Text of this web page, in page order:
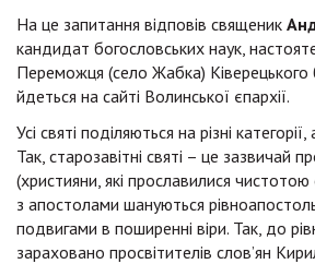
На це запитання відповів священик
кандидат богословських наук,
Переможця (село Жабка) Ківерецького
йдеться на сайті Волинської єпархії.
Усі святі поділяються на різні
Так, старозавітні святі – це зазвичай
(християни, які прославилися чистотою
з апостолами шануються
подвигами в поширенні віри. Так, до
зараховано просвітителів слов’ян